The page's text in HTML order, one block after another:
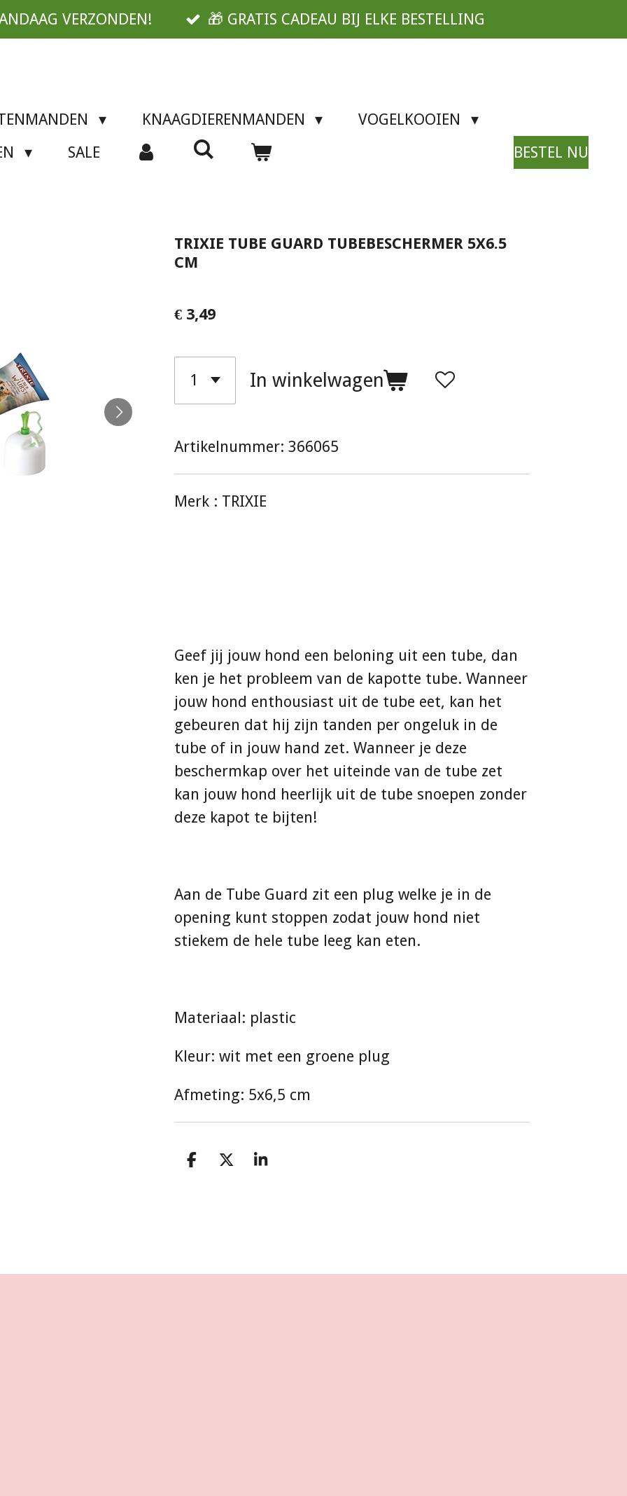
VERZONDEN! 🎁 GRATIS CADEAU BIJ ELKE BESTELLING
KNAAGDIERENMANDEN
VOGELKOOIEN
SALE BESTEL NU
TRIXIE TUBE GUARD TUBEBESCHERMER 5X6.5
CM
€ 3,49
In winkelwagen
Artikelnummer: 366065
Merk : TRIXIE
Geef jij jouw hond een beloning uit een tube, dan
ken je het probleem van de kapotte tube. Wanneer
jouw hond enthousiast uit de tube eet, kan het
gebeuren dat hij zijn tanden per ongeluk in de
tube of in jouw hand zet. Wanneer je deze
beschermkap over het uiteinde van de tube zet
kan jouw hond heerlijk uit de tube snoepen zonder
deze kapot te bijten!
Aan de Tube Guard zit een plug welke je in de
opening kunt stoppen zodat jouw hond niet
stiekem de hele tube leeg kan eten.
Materiaal: plastic
Kleur: wit met een groene plug
Afmeting: 5x6,5 cm
D
D
S